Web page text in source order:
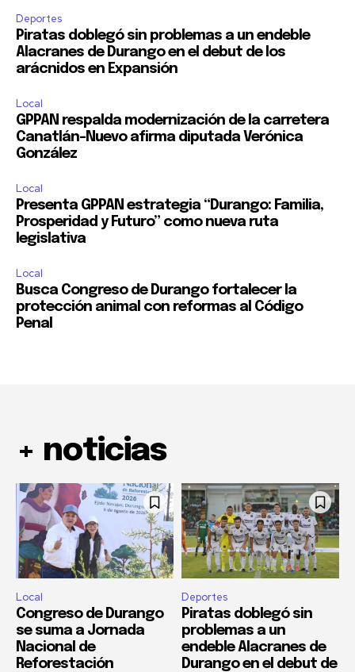
Deportes
Piratas doblegó sin problemas a un endeble
Alacranes de Durango en el debut de los
arácnidos en Expansión
Local
GPPAN respalda modernización de la carretera
Canatlán–Nuevo afirma diputada Verónica
González
Local
Presenta GPPAN estrategia “Durango: Familia,
Prosperidad y Futuro” como nueva ruta
legislativa
Local
Busca Congreso de Durango fortalecer la
protección animal con reformas al Código
Penal
+ noticias
Local
Congreso de Durango
se suma a Jornada
Nacional de
Reforestación
Deportes
Piratas doblegó sin
problemas a un
endeble Alacranes de
Durango en el debut de